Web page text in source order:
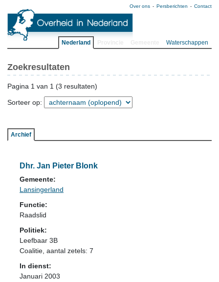
Over ons Persberichten Contact
Nederland Waterschappen
Zoekresultaten
Pagina 1 van 1 (3 resultaten)
Sorteer op:
Archief
Dhr. Jan Pieter Blonk
Gemeente:
Lansingerland
Functie:
Raadslid
Politiek:
Leefbaar 3B
Coalitie , aantal zetels: 7
In dienst:
Januari 2003